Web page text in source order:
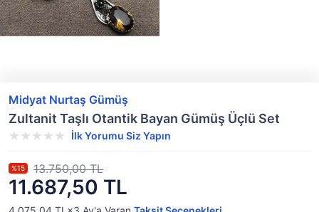
Midyat Nurtaş Gümüş
Zultanit Taşlı Otantik Bayan Gümüş Üçlü Set
İlk Yorumu Siz Yapın
11.687,50 TL
%15 13.750,00 TL